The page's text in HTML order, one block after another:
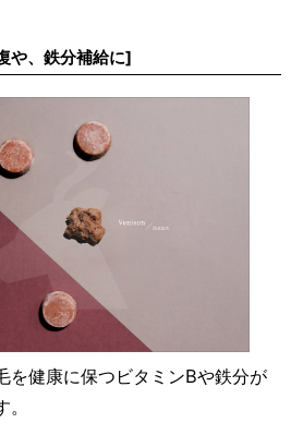
、鉄分補給に]
を健康に保つビタミンBや鉄分が